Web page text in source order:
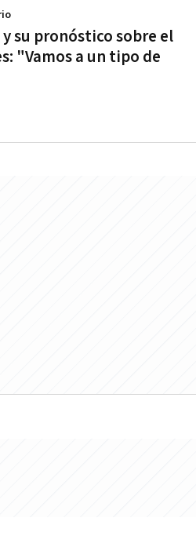
su pronóstico sobre el
"Vamos a un tipo de